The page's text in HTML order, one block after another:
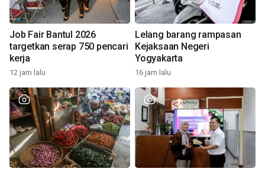
Job Fair Bantul 2026
targetkan serap 750 pencari
kerja
12 jam lalu
Lelang barang rampasan
Kejaksaan Negeri
Yogyakarta
16 jam lalu